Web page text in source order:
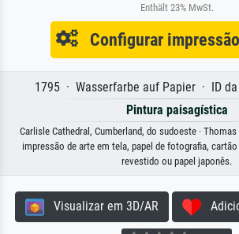
Enthält 23% MwSt.
Configurar
1795 · Wasserfarbe auf Papier · ID
Pintura paisagística
Carlisle Cathedral, Cumberland, do sudoeste ·
impressão de arte em tela, papel de fotografia, cartão
revestido ou papel japonês.
Visualizar em 3D/AR